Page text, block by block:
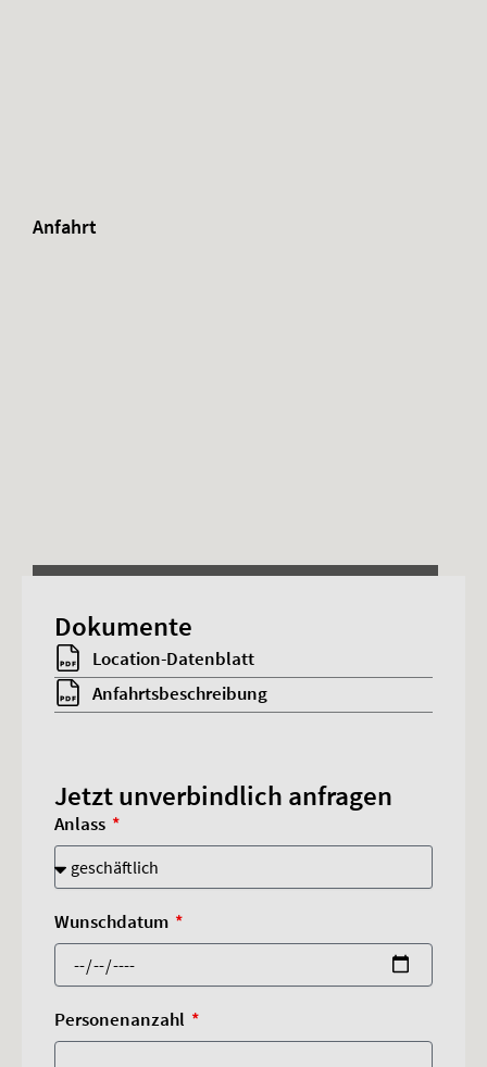
Jetzt unverbindlich anfragen
Anlass
Wunschdatum
Personenanzahl
Anfahrt
Dieses Inhalt benötigt Advertising-Cookies.
Cookies akzeptieren
Dokumente
Location-Datenblatt
Anfahrtsbeschreibung